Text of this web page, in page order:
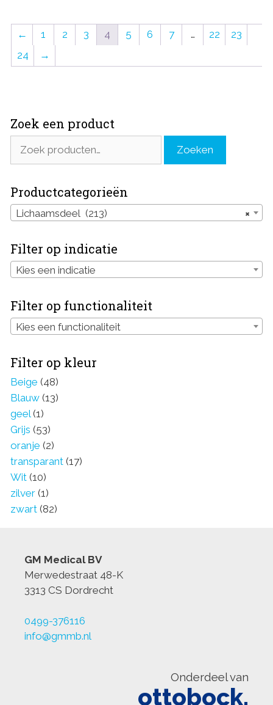
← 1 2 3 4 5 6 7 … 22
23
24
→
Zoek een product
naar:
Zoeken
Productcategorieën
×
Lichaamsdeel (213)
Filter op indicatie
Kies een indicatie
Filter op functionaliteit
Kies een functionaliteit
Filter op kleur
Beige (48)
Blauw (13)
geel (1)
Grijs (53)
oranje (2)
transparant (17)
Wit (10)
zilver (1)
zwart (82)
GM Medical BV
Merwedestraat 48-K
3313 CS Dordrecht
0499-376116
info@gmmb.nl
Onderdeel van
ottobock.